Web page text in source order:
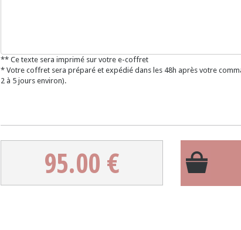
** Ce texte sera imprimé sur votre e-coffret
* Votre coffret sera préparé et expédié dans les 48h après votre
2 à 5 jours environ).
95.00 €